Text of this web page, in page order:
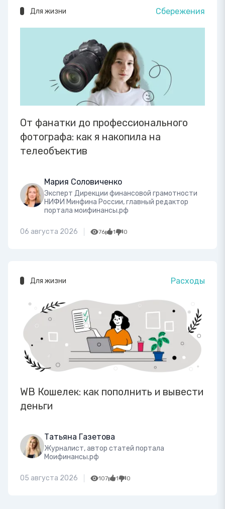
Для жизни Сбережения
От фанатки до профессионального
фотографа: как я накопила на
телеобъектив
Мария Соловиченко
Эксперт Дирекции финансовой грамотности
НИФИ Минфина России, главный редактор
портала моифинансы.рф
06 августа 2026 76 1 0
Для жизни Расходы
WB Кошелек: как пополнить и вывести
деньги
Татьяна Газетова
Журналист, автор статей портала
Моифинансы.рф
05 августа 2026 107 1 0